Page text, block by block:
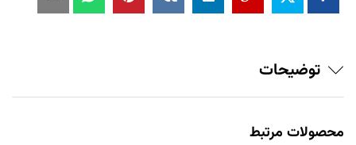
توضیحات
محصولات مرتبط